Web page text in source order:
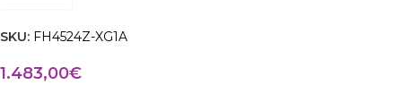
SKU: FH4524Z-XG1A
1.483,00€